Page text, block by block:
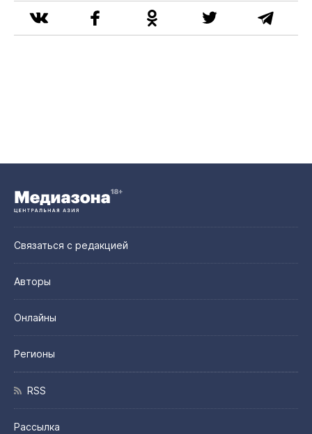
Связаться с редакцией
Авторы
Онлайны
Регионы
RSS
Рассылка